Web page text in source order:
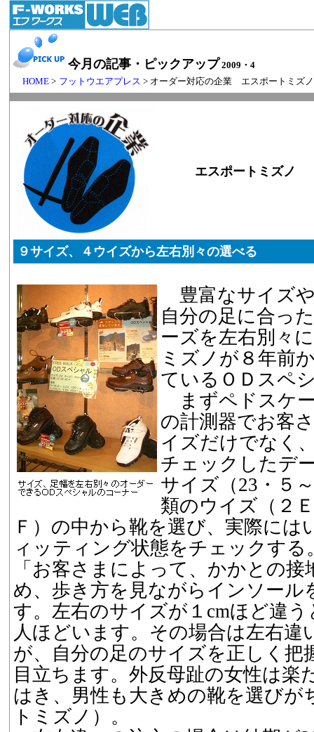
今月の記事・ピックアップ2009・4
HOME > フットウエアプレス> オーダー対応の企業 エスポートミズ
エスポートミズノ
９サイズ、４ウイズから左右別々の選べる
豊富なサイズ
自分の足に合っ
ーズを左右別々
ミズノが８年前
ているＯＤスペ
まずペドスケ
の計測器でお客
イズだけでなく
チェックしたデ
サイズ（23・５
類のウイズ（２
Ｆ）の中から靴を選び、実際には
ィッティング状態をチェックする
「お客さまによって、かかとの
め、歩き方を見ながらインソール
す。左右のサイズが１cmほど違
人ほどいます。その場合は左右違
が、自分の足のサイズを正しく把
目立ちます。外反母趾の女性は楽
はき、男性も大きめの靴を選びが
トミズノ）。